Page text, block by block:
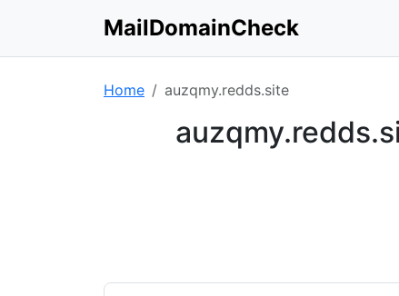
MailDomainCheck
Home auzqmy.redds.site